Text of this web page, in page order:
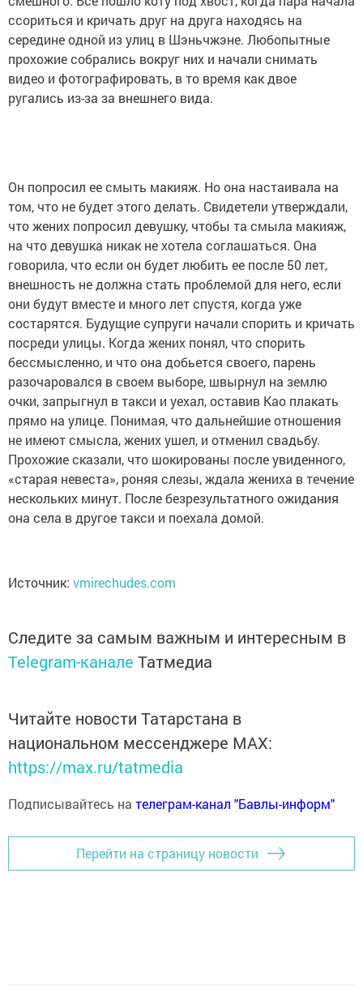
ссориться и кричать друг на друга находясь на
середине одной из улиц в Шэньчжэне. Любопытные
прохожие собрались вокруг них и начали снимать
видео и фотографировать, в то время как двое
ругались из-за за внешнего вида.
Он попросил ее смыть макияж. Но она настаивала на
том, что не будет этого делать. Свидетели утверждали,
что жених попросил девушку, чтобы та смыла макияж,
на что девушка никак не хотела соглашаться. Она
говорила, что если он будет любить ее после 50 лет,
внешность не должна стать проблемой для него, если
они будут вместе и много лет спустя, когда уже
состарятся. Будущие супруги начали спорить и кричать
посреди улицы. Когда жених понял, что спорить
бессмысленно, и что она добьется своего, парень
разочаровался в своем выборе, швырнул на землю
очки, запрыгнул в такси и уехал, оставив Као плакать
прямо на улице. Понимая, что дальнейшие отношения
не имеют смысла, жених ушел, и отменил свадьбу.
Прохожие сказали, что шокированы после увиденного,
«старая невеста», роняя слезы, ждала жениха в течение
нескольких минут. После безрезультатного ожидания
она села в другое такси и поехала домой.
Источник: vmirechudes.com
Следите за самым важным и интересным в
Telegram-канале Татмедиа
Читайте новости Татарстана в
национальном мессенджере MАХ:
https://max.ru/tatmedia
Подписывайтесь на телеграм-канал "Бавлы-информ"
Перейти на страницу новости